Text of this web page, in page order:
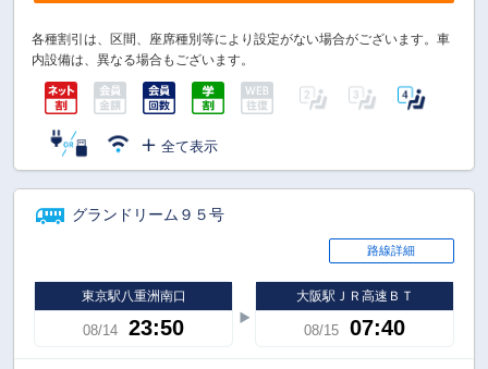
各種割引は、区間、座席種別等により設定がない場合がございます。車
内設備は、異なる場合もございます。
全て表示
グランドリーム９５号
路線詳細
東京駅八重洲南口
08/14 23:50
大阪駅ＪＲ高速ＢＴ
08/15 07:40